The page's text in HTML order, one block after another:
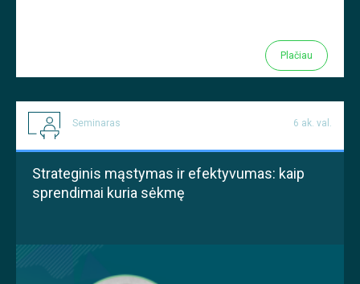
Plačiau
Seminaras 6 ak. val.
Strateginis mąstymas ir efektyvumas: kaip
sprendimai kuria sėkmę